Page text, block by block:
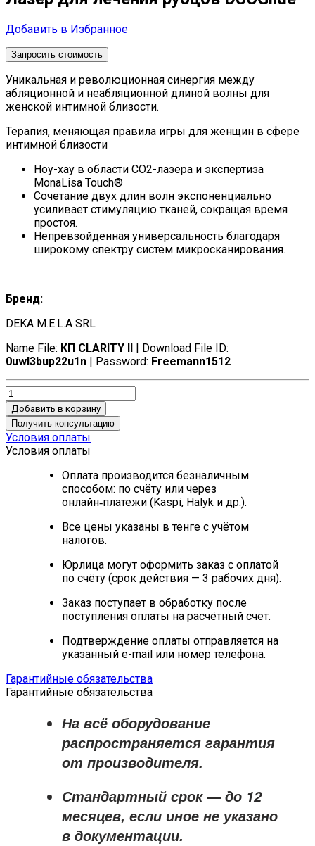
Добавить в Избранное
Запросить стоимость
Уникальная и революционная синергия между
абляционной и неабляционной длиной волны для
женской интимной близости.
Терапия, меняющая правила игры для женщин в сфере
интимной близости
Ноу-хау в области CO2-лазера и экспертиза
MonaLisa Touch®
Сочетание двух длин волн экспоненциально
усиливает стимуляцию тканей, сокращая время
простоя.
Непревзойденная универсальность благодаря
широкому спектру систем микросканирования.
Бренд:
DEKA M.E.L.A SRL
Name File: КП CLARITY II | Download File ID:
0uwl3bup22u1n | Password: Freemann1512
Добавить в корзину
Получить консультацию
Условия оплаты
Условия оплаты
Оплата производится безналичным
способом: по счёту или через
онлайн‑платежи (Kaspi, Halyk и др.).
Все цены указаны в тенге с учётом
налогов.
Юрлица могут оформить заказ с оплатой
по счёту (срок действия — 3 рабочих дня).
Заказ поступает в обработку после
поступления оплаты на расчётный счёт.
Подтверждение оплаты отправляется на
указанный e-mail или номер телефона.
Гарантийные обязательства
Гарантийные обязательства
На всё оборудование
распространяется гарантия
от производителя.
Стандартный срок — до 12
месяцев, если иное не указано
в документации.